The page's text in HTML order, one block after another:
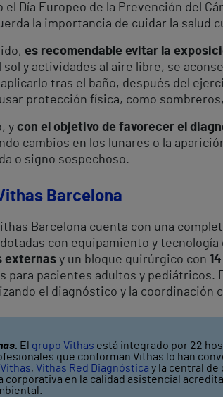
el Día Europeo de la Prevención del
la importancia de cuidar la salud
es recomendable evitar la
sol y actividades al aire libre, se
tras el baño, después del
protección física, como
y con el objetivo de favorecer el
cambios en los lunares o la
o signo sospechoso.
Barcelona
Barcelona cuenta con una
con equipamiento y
externas y un bloque quirúrgico con
para pacientes adultos y
el diagnóstico y la
El grupo Vithas está integrado por 22
que conforman Vithas lo han
, Vithas Red Diagnóstica y la central de
corporativa en la calidad asistencial